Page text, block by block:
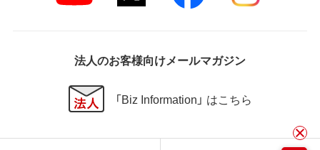
法人のお客様向けメールマガジン
「Biz Information」 はこちら